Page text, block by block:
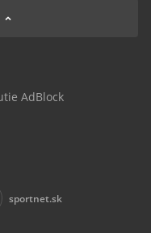
AdBlock
sportnet.sk